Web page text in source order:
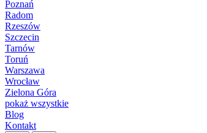
Poznań
Radom
Rzeszów
Szczecin
Tarnów
Toruń
Warszawa
Wrocław
Zielona Góra
pokaż wszystkie
Blog
Kontakt